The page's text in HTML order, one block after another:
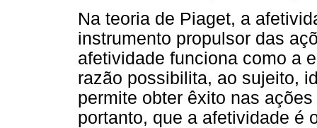
Na teoria de Piaget, a
instrumento propulsor das
afetividade funciona como a
razão possibilita, ao sujeito,
permite obter êxito nas
portanto, que a afetividade é